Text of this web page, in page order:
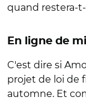
quand restera-
En ligne de
C'est dire si
projet de loi de
automne. Et